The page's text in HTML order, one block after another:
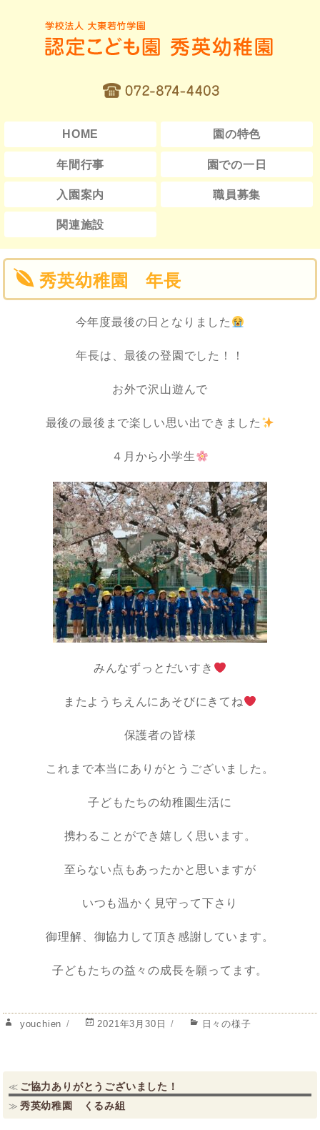
HOME 園の特色
年間行事 園での一日
入園案内 職員募集
関連施設
秀英幼稚園 年長
今年度最後の日となりました
年長は、最後の登園でした！！
お外で沢山遊んで
最後の最後まで楽しい思い出できました
４月から小学生
みんなずっとだいすき
またようちえんにあそびにきてね
保護者の皆様
これまで本当にありがとうございました。
子どもたちの幼稚園生活に
携わることができ嬉しく思います。
至らない点もあったかと思いますが
いつも温かく見守って下さり
御理解、御協力して頂き感謝しています。
子どもたちの益々の成長を願ってます。
投
youchien
投
2021年3月30日
カ
日々の様子
投
稿
≪
過
去
の
ご協力ありがとうございました！
≫
次
の
秀英幼稚園 くるみ組